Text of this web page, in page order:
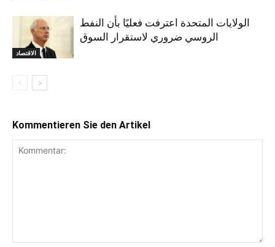
الاقتصاد
الولايات المتحدة اعترفت فعليًا بأن النفط
الروسي ضروري لاستقرار السوق
Kommentieren Sie den Artikel